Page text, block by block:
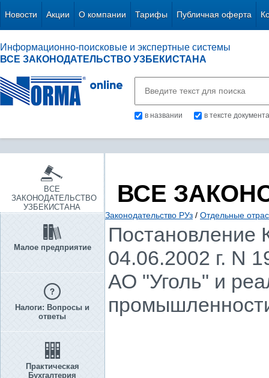
Новости Акции О компании Тарифы Публичная оферта
Информационно-поисковые и экспертные системы
ВСЕ ЗАКОНОДАТЕЛЬСТВО УЗБЕКИСТАНА
в названии в тексте документа
ВСЕ
ЗАКОНОДАТЕЛЬСТВО
УЗБЕКИСТАНА
Малое предприятие
Налоги: Вопросы и
ответы
Практическая
Бухгалтерия
ВСЕ
Законодательство РУз / Отдельные
Постановление
04.06.2002 г. N
АО "Уголь" и